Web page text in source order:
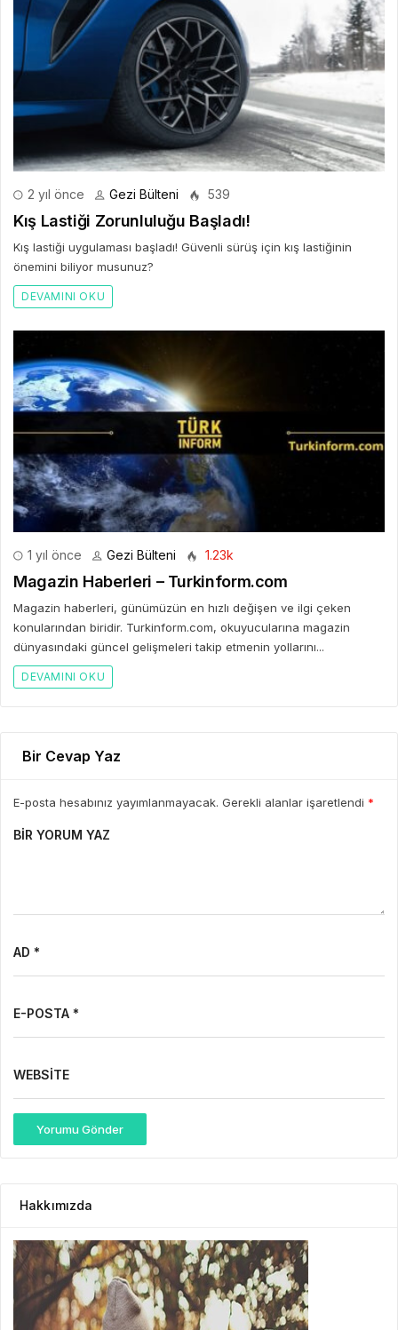
2 yıl önce Gezi Bülteni 539
Kış Lastiği Zorunluluğu Başladı!
Kış lastiği uygulaması başladı! Güvenli sürüş için kış lastiğinin
önemini biliyor musunuz?
DEVAMINI OKU
1 yıl önce Gezi Bülteni 1.23k
Magazin Haberleri – Turkinform.com
Magazin haberleri, günümüzün en hızlı değişen ve ilgi çeken
konularından biridir. Turkinform.com, okuyucularına magazin
dünyasındaki güncel gelişmeleri takip etmenin yollarını...
DEVAMINI OKU
Bir Cevap Yaz
E-posta hesabınız yayımlanmayacak. Gerekli alanlar işaretlendi *
BIR YORUM YAZ
AD *
E-POSTA *
WEBSITE
Yorumu Gönder
Hakkımızda